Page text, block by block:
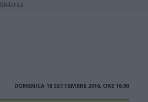
DOMENICA 18 SETTEMBRE 2016, ORE 16:00